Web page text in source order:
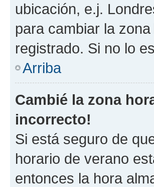
ubicación, e.j.
para cambiar la
registrado. Si no lo
Arriba
Cambié la zona
incorrecto!
Si está seguro de
horario de verano
entonces la hora